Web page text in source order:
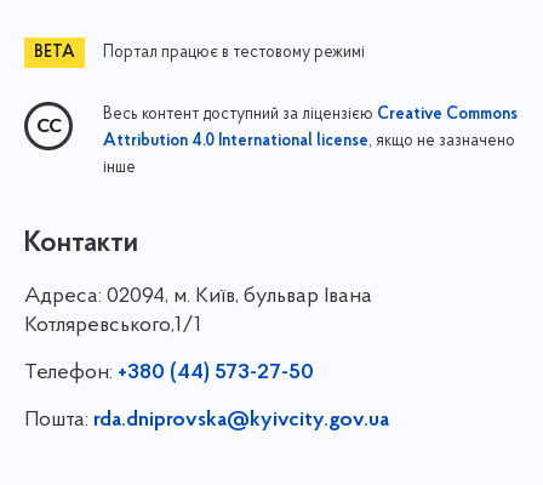
Портал працює в тестовому режимі
Весь контент доступний за ліцензією Creative Commons
Attribution 4.0 International license, якщо не зазначено
інше
Контакти
Адреса: 02094, м. Київ, бульвар Івана
Котляревського,1/1
Телефон: +380 (44) 573-27-50
Пошта: rda.dniprovska@kyivcity.gov.ua